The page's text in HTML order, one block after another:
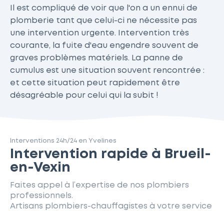
Il est compliqué de voir que l'on a un ennui de
plomberie tant que celui-ci ne nécessite pas
une intervention urgente. Intervention très
courante, la fuite d'eau engendre souvent de
graves problèmes matériels. La panne de
cumulus est une situation souvent rencontrée :
et cette situation peut rapidement être
désagréable pour celui qui la subit !
Interventions 24h/24 en Yvelines
Intervention rapide à Brueil-
en-Vexin
Faites appel à l’expertise de nos plombiers
professionnels.
Artisans plombiers-chauffagistes à votre service